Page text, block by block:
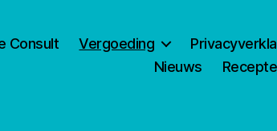
Consult Vergoeding
Nieuws